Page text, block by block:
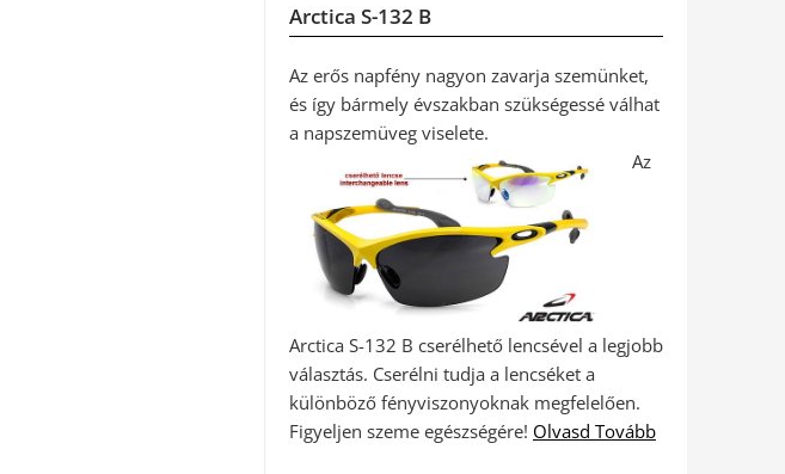
Arctica S-132 B
Az erős napfény nagyon zavarja szemünket,
és így bármely évszakban szükségessé válhat
a napszemüveg viselete.
Az
Arctica S-132 B cserélhető lencsével a legjobb
választás. Cserélni tudja a lencséket a
különböző fényviszonyoknak megfelelően.
Figyeljen szeme egészségére! Olvasd Tovább